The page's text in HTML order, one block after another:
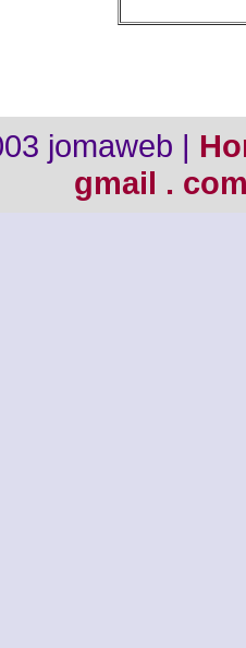
jomaweb |
gmail .